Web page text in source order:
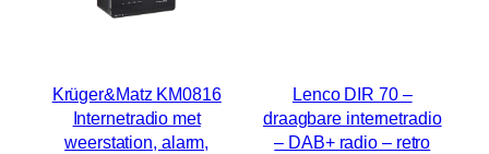
Krüger&Matz KM0816
Internetradio met
weerstation, alarm,
Lenco DIR 70 –
draagbare internetradio
– DAB+ radio – retro